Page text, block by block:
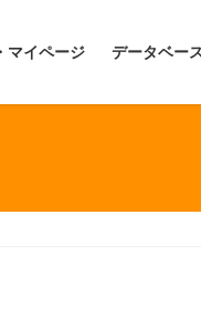
マイページ データベー